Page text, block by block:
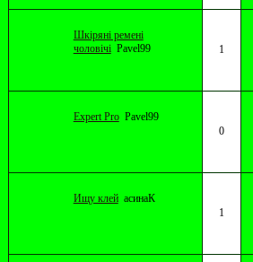
Шкіряні ремені
чоловічі Pavel99 1
Expert Pro Pavel99
0
Ищу клей асинаК
1